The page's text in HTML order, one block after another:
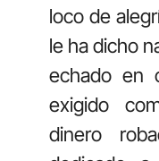
loco de
le ha dicho
echado en
exigido
dinero